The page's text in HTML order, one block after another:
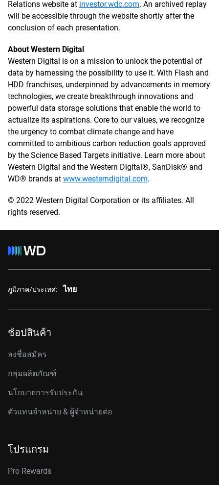
Relations website at investor.wdc.com. An archived replay
will be accessible through the website shortly after the
conclusion of each presentation.
About Western Digital
Western Digital is on a mission to unlock the potential of
data by harnessing the possibility to use it. With Flash and
HDD franchises, underpinned by advancements in memory
technologies, we create breakthrough innovations and
powerful data storage solutions that enable the world to
actualize its aspirations. Core to our values, we recognize
the urgency to combat climate change and have
committed to ambitious carbon reduction goals approved
by the Science Based Targets initiative. Learn more about
Western Digital and the Western Digital®, SanDisk® and
WD® brands at www.westerndigital.com.
© 2022 Western Digital Corporation or its affiliates. All
rights reserved.
ภูมิภาค/ประเทศ: ไทย
ช้อปสินค้า
ลงชื่อสมัคร
กลุ่มผลิตภัณฑ์
นโยบายการรับประกัน
ตัวแทนจำหน่าย & ผู้จำหน่ายต่อ
โปรแกรม
Pro Rewards